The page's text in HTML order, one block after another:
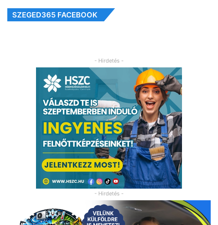
SZEGED365 FACEBOOK
- Hirdetés -
- Hirdetés -